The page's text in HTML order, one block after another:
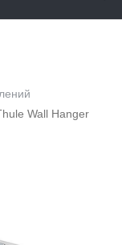
Wall Hanger